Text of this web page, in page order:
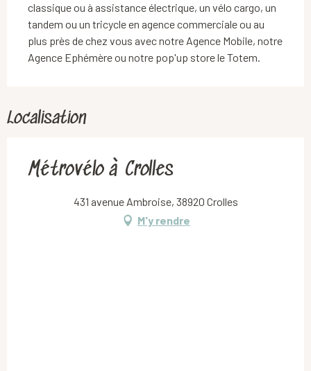
classique ou à assistance électrique, un vélo cargo, un
tandem ou un tricycle en agence commerciale ou au
plus près de chez vous avec notre Agence Mobile, notre
Agence Ephémère ou notre pop'up store le Totem.
Localisation
Métrovélo à Crolles
431 avenue Ambroise, 38920 Crolles
M'y rendre